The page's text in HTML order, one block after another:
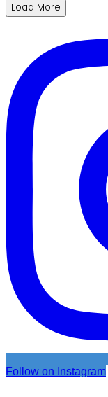
Load More
Follow on Instagram